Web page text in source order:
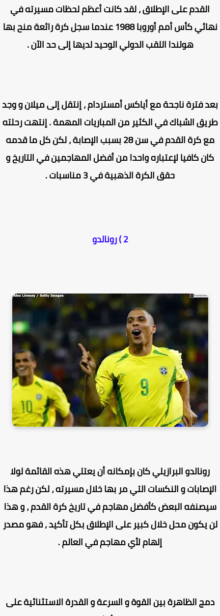
القدم على الإطلاق ، لقد كانت أعظم لحظات مسيرته في
نهائي كأس أمم أوروبا 1988 عندما سجل كرة رائعة منح بها
هولندا اللقب الدولي الوحيد لديها إلى حد الآن .
فترة ناجحة مع أياكس أمستردام ، إنتقل إلى ميلان و وجد
الشباك في الكثير من المباريات المهمة . إنتهت رحلته
مع كرة القدم في سن 28 بسبب الإصابة ، لكن كل ما قدمه
كافيا لإعتباره واحدا من أفضل المهاجمين في التاريخ و
حقق الكرة الذهبية في 3 مناسبات .
رونالدو البرازيلي كان بإمكانه أن يعتلي هذه القائمة لولا
و النكسات التي مر بها خلال مسيرته ، لكن رغم هذا
البعض كأفضل مهاجم في تاريخ كرة القدم ، و هذا
يكون محل خلال كبير على الإطلاق بكل تأكيد ، فهو مصدر
إلهام لأي مهاجم في العالم .
الظاهرة بين القوة و السرعة و القدرة الاستثنائية على